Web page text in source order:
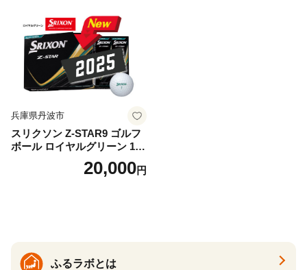
兵庫県丹波市
スリクソン Z-STAR9 ゴルフ
ボール ロイヤルグリーン 1ダ
ース 12球 兵庫県丹波市 ふる
20,000円
ふるラボとは